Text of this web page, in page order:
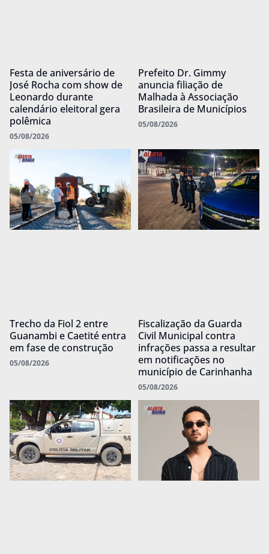
Festa de aniversário de
José Rocha com show de
Leonardo durante
calendário eleitoral gera
polêmica
05/08/2026
Prefeito Dr. Gimmy
anuncia filiação de
Malhada à Associação
Brasileira de Municípios
05/08/2026
Trecho da Fiol 2 entre
Guanambi e Caetité entra
em fase de construção
05/08/2026
Fiscalização da Guarda
Civil Municipal contra
infrações passa a resultar
em notificações no
município de Carinhanha
05/08/2026